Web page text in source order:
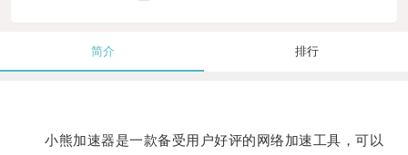
简介 排行
小熊加速器是一款备受用户好评的网络加速工具，可以